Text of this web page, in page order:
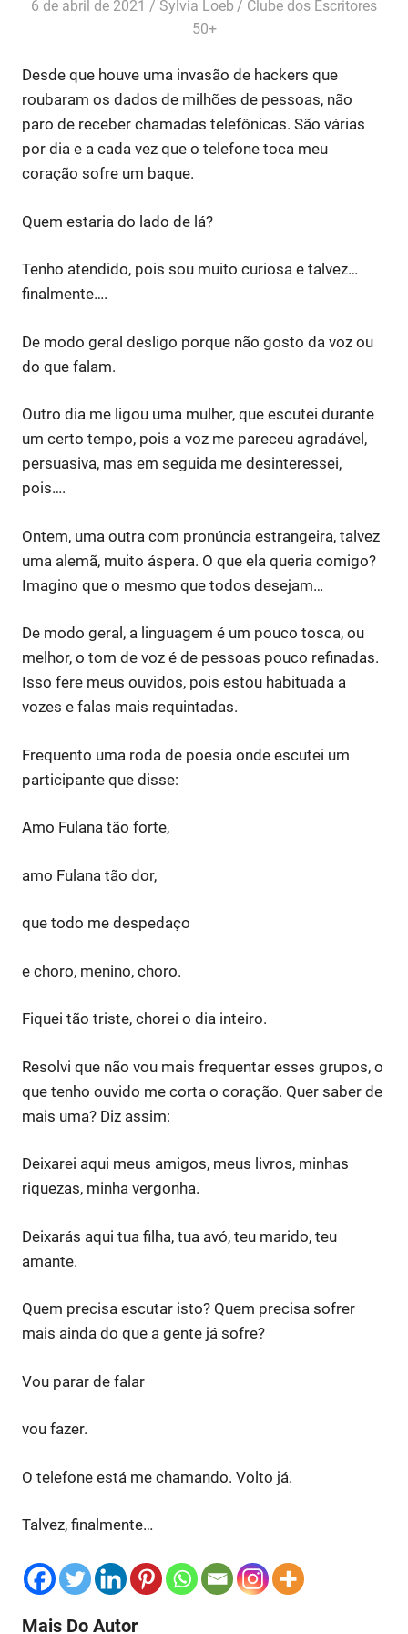
6 de abril de 2021 Sylvia Loeb
Clube dos Escritores
50+
Desde que houve uma invasão de hackers que
roubaram os dados de milhões de pessoas, não
paro de receber chamadas telefônicas. São várias
por dia e a cada vez que o telefone toca meu
coração sofre um baque.
Quem estaria do lado de lá?
Tenho atendido, pois sou muito curiosa e talvez…
finalmente….
De modo geral desligo porque não gosto da voz ou
do que falam.
Outro dia me ligou uma mulher, que escutei durante
um certo tempo, pois a voz me pareceu agradável,
persuasiva, mas em seguida me desinteressei,
pois….
Ontem, uma outra com pronúncia estrangeira, talvez
uma alemã, muito áspera. O que ela queria comigo?
Imagino que o mesmo que todos desejam…
De modo geral, a linguagem é um pouco tosca, ou
melhor, o tom de voz é de pessoas pouco refinadas.
Isso fere meus ouvidos, pois estou habituada a
vozes e falas mais requintadas.
Frequento uma roda de poesia onde escutei um
participante que disse:
Amo Fulana tão forte,
amo Fulana tão dor,
que todo me despedaço
e choro, menino, choro.
Fiquei tão triste, chorei o dia inteiro.
Resolvi que não vou mais frequentar esses grupos, o
que tenho ouvido me corta o coração. Quer saber de
mais uma? Diz assim:
Deixarei aqui meus amigos, meus livros, minhas
riquezas, minha vergonha.
Deixarás aqui tua filha, tua avó, teu marido, teu
amante.
Quem precisa escutar isto? Quem precisa sofrer
mais ainda do que a gente já sofre?
Vou parar de falar
vou fazer.
O telefone está me chamando. Volto já.
Talvez, finalmente…
Mais Do Autor